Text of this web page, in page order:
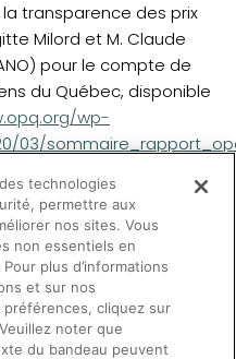
la transparence des prix
Milord et M. Claude
pour le compte de
du Québec, disponible
tab) wp-
03/
Benoît. « Gouverner
des prix des
en France », Revue
vol. 58, no. 3, 2017,
technologies
permettre aux
nos sites. Vous
non essentiels en
plus d’informations
et sur nos
cliquez sur
noter que
du bandeau peuvent